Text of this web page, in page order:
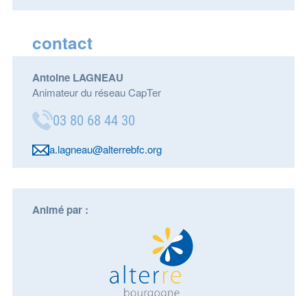
contact
Antoine LAGNEAU
Animateur du réseau CapTer
03 80 68 44 30
a.lagneau@alterrebfc.org
Animé par :